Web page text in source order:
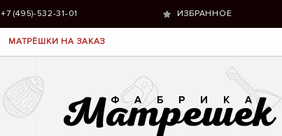
+7 (495)-532-31-01 ИЗБРАННОЕ
МАТРЁШКИ НА ЗАКАЗ